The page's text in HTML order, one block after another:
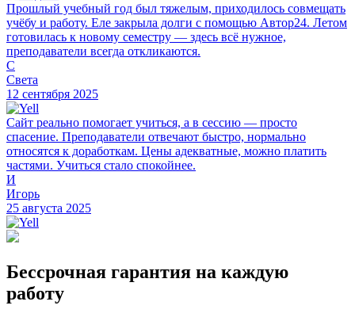
Прошлый учебный год был тяжелым, приходилось совмещать
учёбу и работу. Еле закрыла долги с помощью Автор24. Летом
готовилась к новому семестру — здесь всё нужное,
преподаватели всегда откликаются.
С
Света
12 сентября 2025
Сайт реально помогает учиться, а в сессию — просто
спасение. Преподаватели отвечают быстро, нормально
относятся к доработкам. Цены адекватные, можно платить
частями. Учиться стало спокойнее.
И
Игорь
25 августа 2025
Бессрочная гарантия на каждую
работу